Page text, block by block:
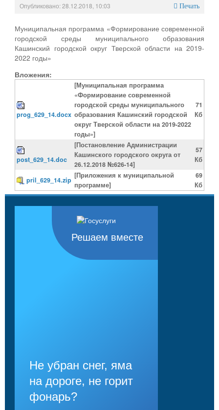
Опубликовано: 28.12.2018, 10:03 Печать
Муниципальная программа «Формирование современной
городской среды муниципального образования
Кашинский городской округ Тверской области на 2019-
2022 годы»
Вложения:
prog_629_14.docx
[Муниципальная программа
«Формирование современной
городской среды муниципального
образования Кашинский городской
округ Тверской области на 2019-2022
годы»]
71
Кб
post_629_14.doc
[Постановление Администрации
Кашинского городского округа от
26.12.2018 №626-14]
57
Кб
pril_629_14.zip
[Приложения к муниципальной
программе]
69
Кб
Решаем вместе
Не убран снег, яма
на дороге, не горит
фонарь?